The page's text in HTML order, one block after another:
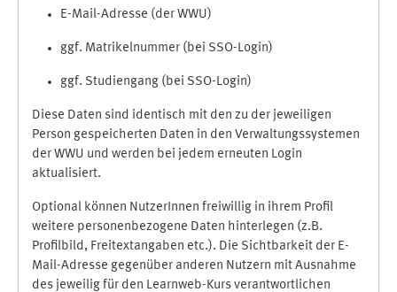
E-Mail-Adresse (der WWU)
ggf. Matrikelnummer (bei SSO-Login)
ggf. Studiengang (bei SSO-Login)
Diese Daten sind identisch mit den zu der jeweiligen
Person gespeicherten Daten in den Verwaltungssystemen
der WWU und werden bei jedem erneuten Login
aktualisiert.
Optional können NutzerInnen freiwillig in ihrem Profil
weitere personenbezogene Daten hinterlegen (z.B.
Profilbild, Freitextangaben etc.). Die Sichtbarkeit der E-
Mail-Adresse gegenüber anderen Nutzern mit Ausnahme
des jeweilig für den Learnweb-Kurs verantwortlichen